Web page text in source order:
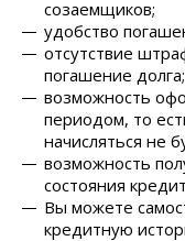
созаемщиков;
удобство
отсутствие
погашение долга;
возможность
периодом, то
начисляться не
возможность
состояния
Вы можете
кредитную